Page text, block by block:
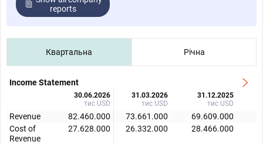
reports
Квартальна Річна
Income Statement
30.06.2026
тис USD
31.03.2026
тис USD
31.12.2025
тис USD
Revenue 82.460.000 73.661.000 69.609.000
Cost of
Revenue
27.628.000 26.332.000 28.466.000